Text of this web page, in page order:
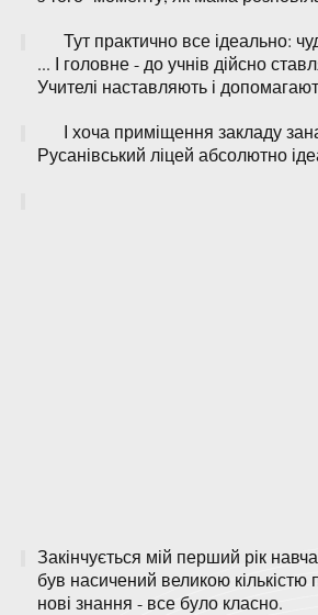
Тут практично все ідеально:
... І головне - до учнів дійсно
Учителі наставляють і
І хоча приміщення закладу
Русанівський ліцей абсолютно
Закінчується мій перший рік
був насичений великою кількістю
нові знання - все було класно.